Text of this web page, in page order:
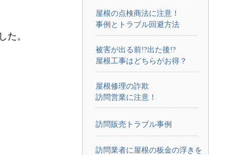
た。
屋根の点検商法に注意！
事例とトラブル回避方法
被害が出る前!?出た後!?
屋根工事はどちらがお得？
屋根修理の詐欺
訪問営業に注意！
訪問販売トラブル事例
訪問業者に屋根の板金の浮きを